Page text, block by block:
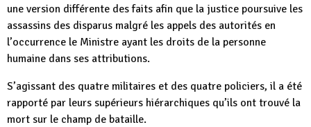
une version différente des faits afin que la justice poursuive les
assassins des disparus malgré les appels des autorités en
l’occurrence le Ministre ayant les droits de la personne
humaine dans ses attributions.
S’agissant des quatre militaires et des quatre policiers, il a été
rapporté par leurs supérieurs hiérarchiques qu’ils ont trouvé la
mort sur le champ de bataille.